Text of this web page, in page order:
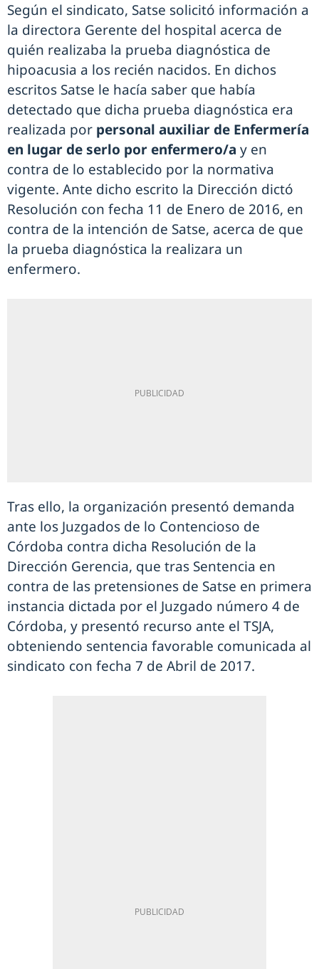
Según el sindicato, Satse solicitó información a
la directora Gerente del hospital acerca de
quién realizaba la prueba diagnóstica de
hipoacusia a los recién nacidos. En dichos
escritos Satse le hacía saber que había
detectado que dicha prueba diagnóstica era
realizada por personal auxiliar de Enfermería
en lugar de serlo por enfermero/a y en
contra de lo establecido por la normativa
vigente. Ante dicho escrito la Dirección dictó
Resolución con fecha 11 de Enero de 2016, en
contra de la intención de Satse, acerca de que
la prueba diagnóstica la realizara un
enfermero.
Tras ello, la organización presentó demanda
ante los Juzgados de lo Contencioso de
Córdoba contra dicha Resolución de la
Dirección Gerencia, que tras Sentencia en
contra de las pretensiones de Satse en primera
instancia dictada por el Juzgado número 4 de
Córdoba, y presentó recurso ante el TSJA,
obteniendo sentencia favorable comunicada al
sindicato con fecha 7 de Abril de 2017.